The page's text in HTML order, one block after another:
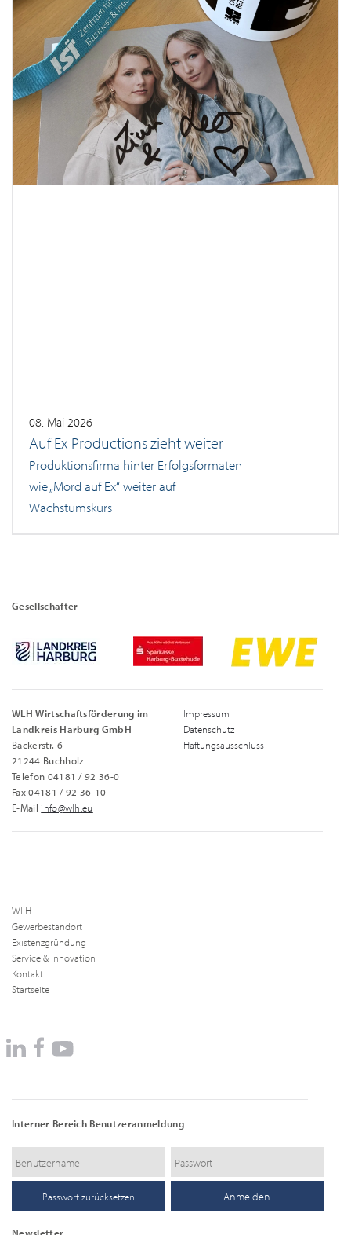
08. Mai 2026
Auf Ex Productions zieht weiter
Produktionsfirma hinter Erfolgsformaten
wie „Mord auf Ex“ weiter auf
Wachstumskurs
Gesellschafter
WLH Wirtschaftsförderung im
Landkreis Harburg GmbH
Bäckerstr. 6
21244 Buchholz
Telefon 04181 / 92 36-0
Fax 04181 / 92 36-10
E-Mail info@wlh.eu
Impressum
Datenschutz
Haftungsausschluss
WLH
Gewerbestandort
Existenzgründung
Service & Innovation
Kontakt
Startseite
Interner Bereich Benutzeranmeldung
Passwort zurücksetzen